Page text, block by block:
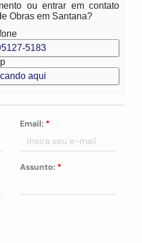
ou entrar em contato
Obras em Santana?
5183
aqui
Email: *
Assunto: *